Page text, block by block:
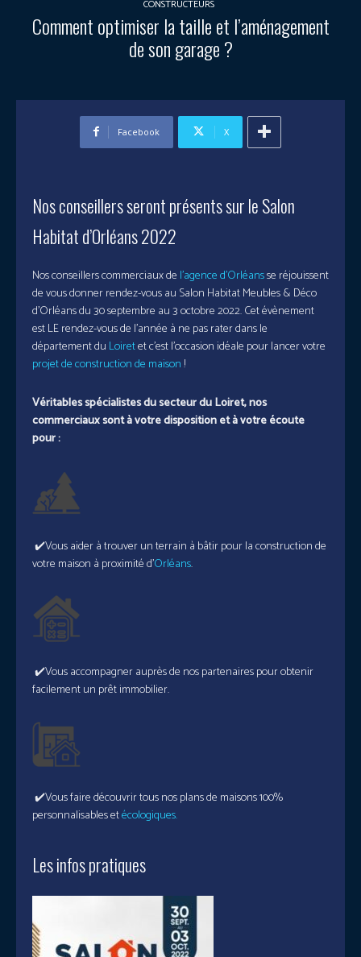
CONSTRUCTEURS
Comment optimiser la taille et l’aménagement
de son garage ?
Facebook X
Nos conseillers seront présents sur le Salon
Habitat d’Orléans 2022
Nos conseillers commerciaux de l’agence d’Orléansse réjouissent
de vous donner rendez-vous au Salon Habitat Meubles & Déco
d’Orléans du 30 septembre au 3 octobre 2022. Cet évènement
est LE rendez-vous de l’année à ne pas rater dans le
département du Loiretet c’est l’occasion idéale pour lancer votre
projet de construction de maison!
Véritables spécialistes du secteur du Loiret, nos
commerciaux sont à votre disposition et à votre écoute
pour :
✔️Vous aider à trouver un terrain à bâtir pour la construction de
votre maison à proximité d’Orléans.
✔️Vous accompagner auprès de nos partenaires pour obtenir
facilement un prêt immobilier.
✔️Vous faire découvrir tous nos plans de maisons 100%
personnalisables etécologiques.
Les infos pratiques